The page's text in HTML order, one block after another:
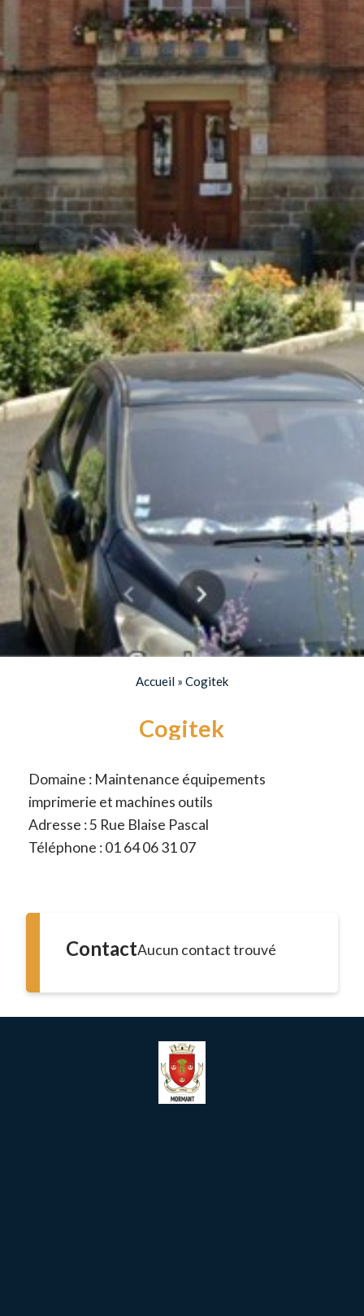
Accueil» Cogitek
Cogitek
Domaine : Maintenance équipements
imprimerie et machines outils
Adresse : 5 Rue Blaise Pascal
Téléphone : 01 64 06 31 07
ContactAucun contact trouvé